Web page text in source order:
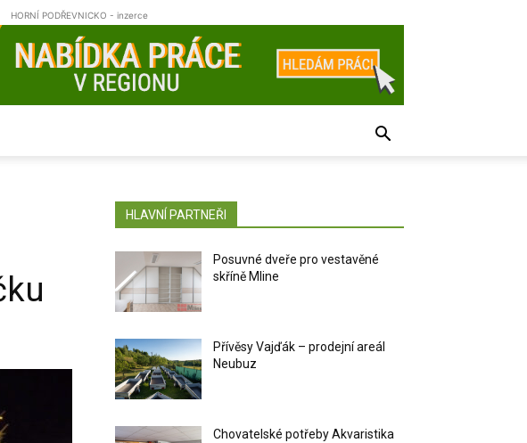
HORNÍ PODŘEVNICKO - inzerce
HLAVNÍ PARTNEŘI
Posuvné dveře pro vestavěné
skříně Mline
Přívěsy Vajďák – prodejní areál
Neubuz
Chovatelské potřeby Akvaristika